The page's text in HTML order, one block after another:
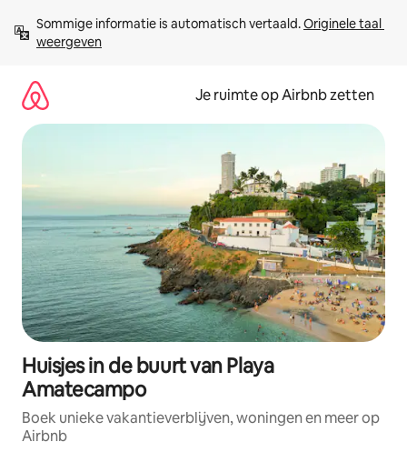
direct
naar
Sommige informatie is automatisch vertaald. Originele taal
weergeven
Je ruimte op Airbnb zetten
Huisjes in de buurt van Playa
Amatecampo
Boek unieke vakantieverblijven, woningen en meer op
Airbnb